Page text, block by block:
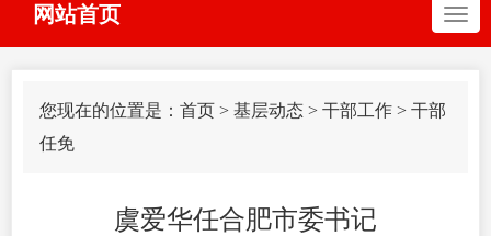
网站首页
您现在的位置是： 首页 > 基层动态 > 干部工作 > 干部
任免
虞爱华任合肥市委书记